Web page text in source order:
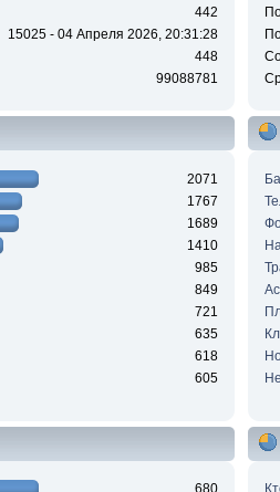
442
15025 - 04 Апреля 2026, 20:31:28
448
99088781
2071
1767
1689
1410
985
849
721
635
618
605
680